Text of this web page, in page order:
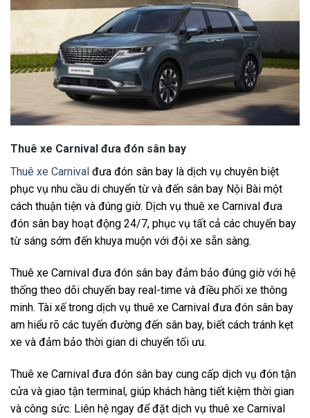
Thuê xe Carnival đưa đón sân bay
Thuê xe Carnival đưa đón sân bay là dịch vụ chuyên biệt
phục vụ nhu cầu di chuyển từ và đến sân bay Nội Bài một
cách thuận tiện và đúng giờ. Dịch vụ thuê xe Carnival đưa
đón sân bay hoạt động 24/7, phục vụ tất cả các chuyến bay
từ sáng sớm đến khuya muộn với đội xe sẵn sàng.
Thuê xe Carnival đưa đón sân bay đảm bảo đúng giờ với hệ
thống theo dõi chuyến bay real-time và điều phối xe thông
minh. Tài xế trong dịch vụ thuê xe Carnival đưa đón sân bay
am hiểu rõ các tuyến đường đến sân bay, biết cách tránh kẹt
xe và đảm bảo thời gian di chuyển tối ưu.
Thuê xe Carnival đưa đón sân bay cung cấp dịch vụ đón tận
cửa và giao tận terminal, giúp khách hàng tiết kiệm thời gian
và công sức. Liên hệ ngay để đặt dịch vụ thuê xe Carnival